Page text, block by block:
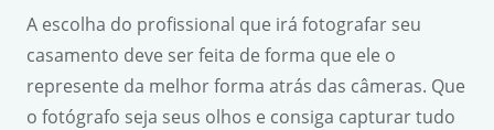
A escolha do profissional que irá fotografar seu
casamento deve ser feita de forma que ele o
represente da melhor forma atrás das câmeras. Que
o fotógrafo seja seus olhos e consiga capturar tudo